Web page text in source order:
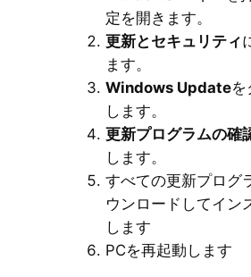
定を開きます。
更新とセキュリティ
ます。
Windows Updateを
します。
更新プログラムの確
します。
すべての更新プログ
ウンロードしてイン
します
PCを再起動します